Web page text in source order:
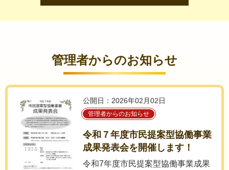
管理者からのお知らせ
公開日：2026年02月02日
管理者からのお知らせ
令和７年度市民提案型協働事業
成果発表会を開催します！
令和7年度市民提案型協働事業成果